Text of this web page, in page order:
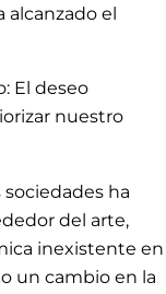
alcanzado el
El deseo
nuestro
ha
del arte,
inexistente en
un cambio en la